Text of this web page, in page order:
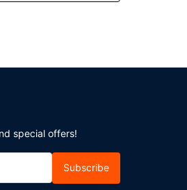
special offers!
Subscribe